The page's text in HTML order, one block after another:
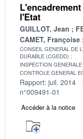
l'Etat
GUILLOT, Jean
CAMET, Françoise
CONSEIL GENERAL DE
DURABLE (CGEDD)
INSPECTION
CONTROLE GENERAL
Rapport: juil. 2014
n°009491-01
Accéder à la notice